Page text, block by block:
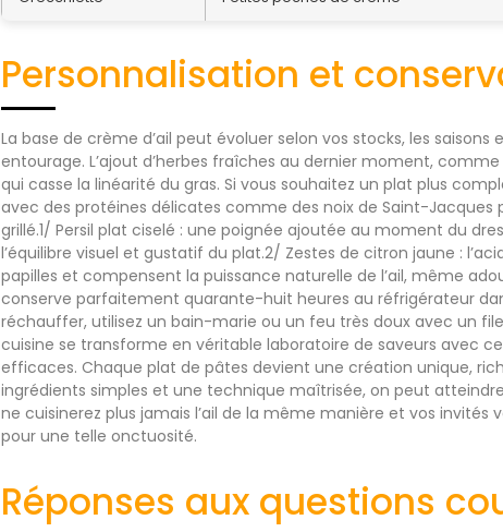
Personnalisation et
La base de crème d’ail peut évoluer selon vos stocks, les
entourage. L’ajout d’herbes fraîches au dernier moment,
qui casse la linéarité du gras. Si vous souhaitez un plat plus
avec des protéines délicates comme des noix de Saint-Jacques
grillé.1/ Persil plat ciselé : une poignée ajoutée au moment du
l’équilibre visuel et gustatif du plat.2/ Zestes de citron jaune :
papilles et compensent la puissance naturelle de l’ail, même
conserve parfaitement quarante-huit heures au réfrigérateur
réchauffer, utilisez un bain-marie ou un feu très doux avec un
cuisine se transforme en véritable laboratoire de saveurs avec
efficaces. Chaque plat de pâtes devient une création unique,
ingrédients simples et une technique maîtrisée, on peut
ne cuisinerez plus jamais l’ail de la même manière et vos
pour une telle onctuosité.
Réponses aux questions